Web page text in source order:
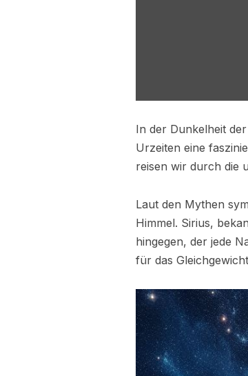
In der Dunkelheit
Urzeiten eine
reisen wir durch die
Laut den Mythen
Himmel. Sirius,
hingegen, der jede
für das